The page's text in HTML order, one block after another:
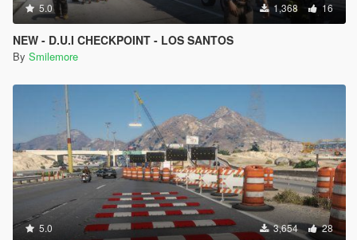
5.0 1,368 16
NEW - D.U.I CHECKPOINT - LOS SANTOS
By Smilemore
5.0 3,654 28